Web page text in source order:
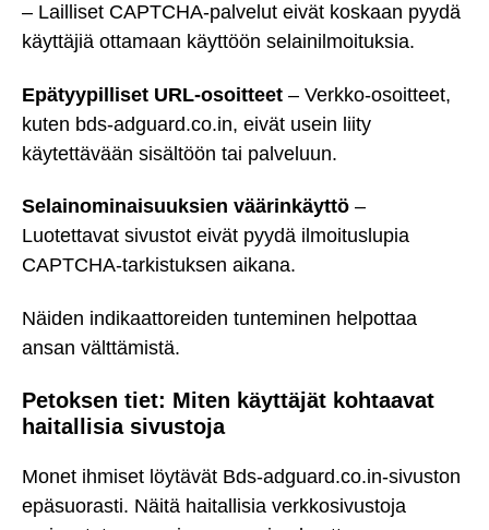
– Lailliset CAPTCHA-palvelut eivät koskaan pyydä
käyttäjiä ottamaan käyttöön selainilmoituksia.
Epätyypilliset URL-osoitteet – Verkko-osoitteet,
kuten bds-adguard.co.in, eivät usein liity
käytettävään sisältöön tai palveluun.
Selainominaisuuksien väärinkäyttö –
Luotettavat sivustot eivät pyydä ilmoituslupia
CAPTCHA-tarkistuksen aikana.
Näiden indikaattoreiden tunteminen helpottaa
ansan välttämistä.
Petoksen tiet: Miten käyttäjät kohtaavat
haitallisia sivustoja
Monet ihmiset löytävät Bds-adguard.co.in-sivuston
epäsuorasti. Näitä haitallisia verkkosivustoja